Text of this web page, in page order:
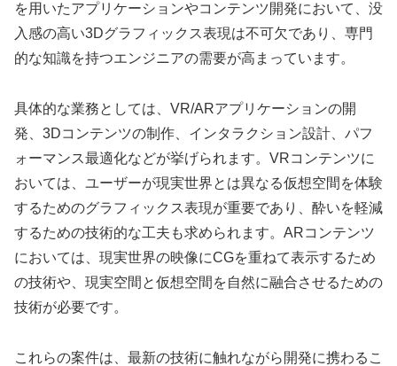
を用いたアプリケーションやコンテンツ開発において、没
入感の高い3Dグラフィックス表現は不可欠であり、専門
的な知識を持つエンジニアの需要が高まっています。
具体的な業務としては、VR/ARアプリケーションの開
発、3Dコンテンツの制作、インタラクション設計、パフ
ォーマンス最適化などが挙げられます。VRコンテンツに
おいては、ユーザーが現実世界とは異なる仮想空間を体験
するためのグラフィックス表現が重要であり、酔いを軽減
するための技術的な工夫も求められます。ARコンテンツ
においては、現実世界の映像にCGを重ねて表示するため
の技術や、現実空間と仮想空間を自然に融合させるための
技術が必要です。
これらの案件は、最新の技術に触れながら開発に携わるこ